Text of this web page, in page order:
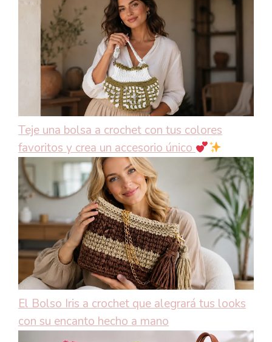
Teje una bolsa a crochet con tus colores
favoritos y crea un accesorio único
El Bolso Iris a crochet que alegrará tus looks
con su encanto hecho a mano